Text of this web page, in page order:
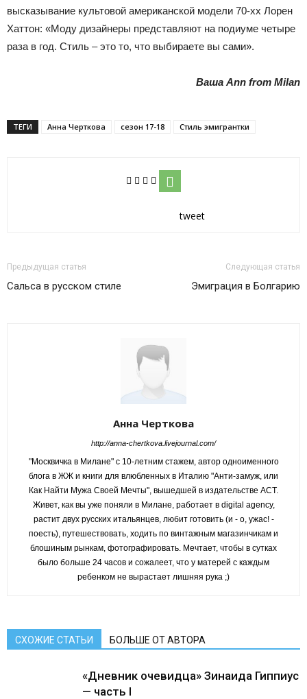
высказывание культовой американской модели 70-хх Лорен
Хаттон: «Моду дизайнеры представляют на подиуме четыре
раза в год. Стиль – это то, что выбираете вы сами».
Ваша Ann from Milan
ТЕГИ Анна Черткова сезон 17-18 Стиль эмигрантки
tweet
Предыдущая статья
Сальса в русском стиле
Следующая статья
Эмиграция в Болгарию
Анна Черткова
http://anna-chertkova.livejournal.com/
"Москвичка в Милане" с 10-летним стажем, автор одноименного
блога в ЖЖ и книги для влюбленных в Италию "Анти-замуж, или
Как Найти Мужа Своей Мечты", вышедшей в издательстве АСТ.
Живет, как вы уже поняли в Милане, работает в digital agency,
растит двух русских итальянцев, любит готовить (и - о, ужас! -
поесть), путешествовать, ходить по винтажным магазинчикам и
блошиным рынкам, фотографировать. Мечтает, чтобы в сутках
было больше 24 часов и сожалеет, что у матерей с каждым
ребенком не вырастает лишняя рука ;)
СХОЖИЕ СТАТЬИ БОЛЬШЕ ОТ АВТОРА
«Дневник очевидца» Зинаида Гиппиус
— часть I